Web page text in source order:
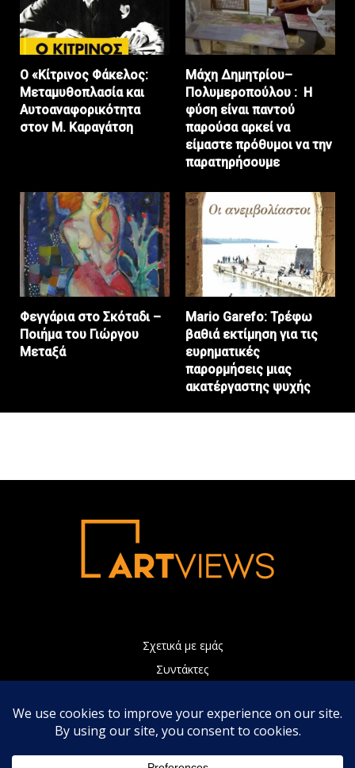
Ο «Κίτρινος Φάκελος:
Μεταμυθοπλασία και
Αυτοαναφορικότητα
στον Μ. Καραγάτση
Μάχη Δημητρίου–
Πολυμεροπούλου : Η
φύση είναι παντού
παρούσα αρκεί να
είμαστε πρόθυμοι να την
παρατηρήσουμε
Φεγγάρια στο Σκόταδι –
Ποιήμα του Γιώργου
Μεταξά
Mario Garefo: Τρέφω
βαθιά εκτίμηση για τις
ευρηματικές
παρορμήσεις μιας
ακατέργαστης ψυχής
Σχετικά με εμάς
Συντάκτες
Πολιτική Απορρήτου
Επικοινωνία